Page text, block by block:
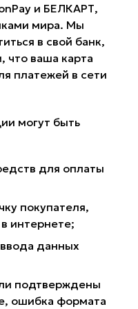
и БЕЛКАРТ,
мира. Мы
в свой банк,
что ваша карта
платежей в сети
могут быть
для оплаты
покупателя,
интернете;
данных
подтверждены
ошибка формата